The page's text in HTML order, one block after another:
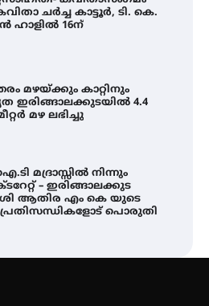
ഇരിങ്ങാലക്കുടയിൽ 4.4
മീറ്റർ മഴ ലഭിച്ചു
മദ്രാസ്സിൽ നിന്നും
– ഇരിങ്ങാലക്കുട
ആതിര എം കെ യുടെ
പ്രതിസന്ധികളോട് പൊരുതി
ചിത്രം ” ദി വോയിസ്
റജബ് ” ഇരിങ്ങാലക്കുട
സൊസൈറ്റി ആഗസ്റ്റ് 7
സ്‌ക്രീൻ ചെയ്യുന്നു